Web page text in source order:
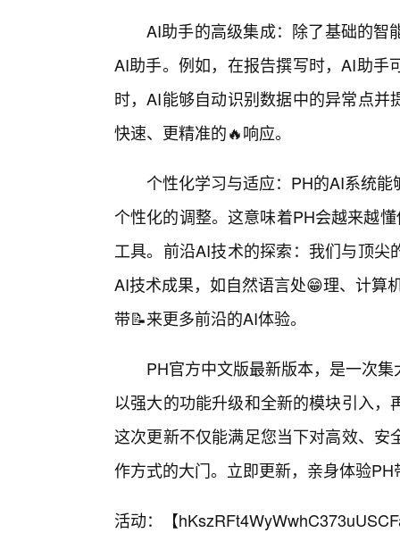
AI助手的高级集成：除了基础的智
AI助手。例如，在报告撰写时，AI助手
时，AI能够自动识别数据中的异常点
快速、更精准的🔥响应。
个性化学习与适应：PH的AI系统
个性化的调整。这意味着PH会越来越
工具。前沿AI技术的探索：我们与顶
AI技术成果，如自然语言处😁理、计算
带📝来更多前沿的AI体验。
PH官方中文版最新版本，是一次
以强大的功能升级和全新的模块引入
这次更新不仅能满足您当下对高效、
作方式的大门。立即更新，亲身体验
活动：【